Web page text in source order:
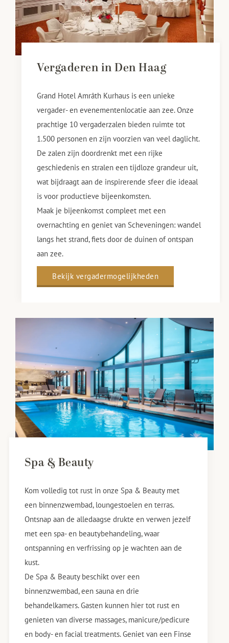
Vergaderen in Den Haag
Grand Hotel Amrâth Kurhaus is een unieke
vergader- en evenementenlocatie aan zee. Onze
prachtige 10 vergaderzalen bieden ruimte tot
1.500 personen en zijn voorzien van veel daglicht.
De zalen zijn doordrenkt met een rijke
geschiedenis en stralen een tijdloze grandeur uit,
wat bijdraagt aan de inspirerende sfeer die ideaal
is voor productieve bijeenkomsten.
Maak je bijeenkomst compleet met een
overnachting en geniet van Scheveningen: wandel
langs het strand, fiets door de duinen of ontspan
aan zee.
Bekijk vergadermogelijkheden
Spa & Beauty
Kom volledig tot rust in onze Spa & Beauty met
een binnenzwembad, loungestoelen en terras.
Ontsnap aan de alledaagse drukte en verwen jezelf
met een spa- en beautybehandeling, waar
ontspanning en verfrissing op je wachten aan de
kust.
De Spa & Beauty beschikt over een
binnenzwembad, een sauna en drie
behandelkamers. Gasten kunnen hier tot rust en
genieten van diverse massages, manicure/pedicure
en body- en facial treatments. Geniet van een Finse